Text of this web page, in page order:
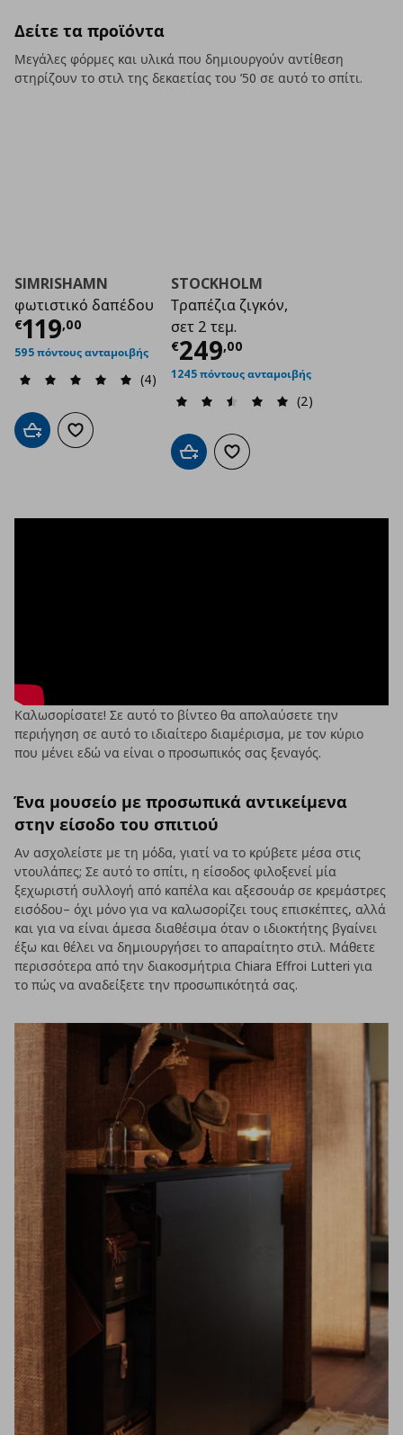
Δείτε τα προϊόντα
Μεγάλες φόρμες και υλικά που δημιουργούν αντίθεση
στηρίζουν το στιλ της δεκαετίας του ’50 σε αυτό το σπίτι.
SIMRISHAMN
φωτιστικό δαπέδου
€119,00
Τρέχουσα τιμή€ 119,00
595 πόντους ανταμοιβής
(4)
Προσθήκη στο καλάθι
Προσθήκη στα αγαπημένα
STOCKHOLM
Τραπέζια ζιγκόν,
σετ 2 τεμ.
€249,00
Τρέχουσα τιμή
1245 πόντους ανταμοιβής
(2)
Προσθήκη στο καλάθι
Προσθήκη στα αγαπημένα
Καλωσορίσατε! Σε αυτό το βίντεο θα απολαύσετε την
περιήγηση σε αυτό το ιδιαίτερο διαμέρισμα, με τον κύριο
που μένει εδώ να είναι ο προσωπικός σας ξεναγός.
Ένα μουσείο με προσωπικά αντικείμενα
στην είσοδο του σπιτιού
Αν ασχολείστε με τη μόδα, γιατί να το κρύβετε μέσα στις
ντουλάπες; Σε αυτό το σπίτι, η είσοδος φιλοξενεί μία
ξεχωριστή συλλογή από καπέλα και αξεσουάρ σε κρεμάστρες
εισόδου– όχι μόνο για να καλωσορίζει τους επισκέπτες, αλλά
και για να είναι άμεσα διαθέσιμα όταν ο ιδιοκτήτης βγαίνει
έξω και θέλει να δημιουργήσει το απαραίτητο στιλ. Μάθετε
περισσότερα από την διακοσμήτρια Chiara Effroi Lutteri για
το πώς να αναδείξετε την προσωπικότητά σας.